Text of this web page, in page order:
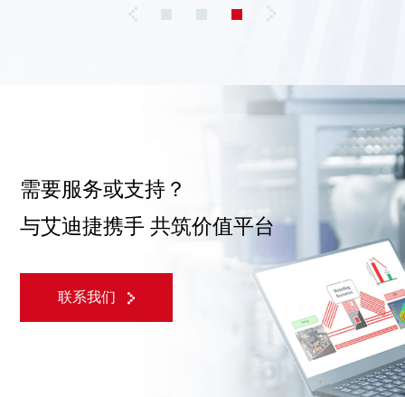
需要服务或支持？
与艾迪捷携手 共筑价值平台
联系我们